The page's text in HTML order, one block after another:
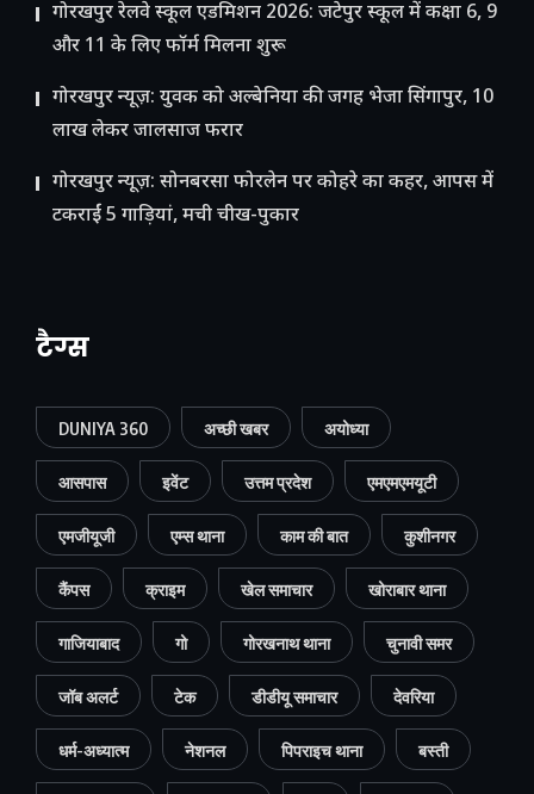
गोरखपुर रेलवे स्कूल एडमिशन 2026: जटेपुर स्कूल में कक्षा 6, 9
और 11 के लिए फॉर्म मिलना शुरू
गोरखपुर न्यूज़: युवक को अल्बेनिया की जगह भेजा सिंगापुर, 10
लाख लेकर जालसाज फरार
गोरखपुर न्यूज़: सोनबरसा फोरलेन पर कोहरे का कहर, आपस में
टकराईं 5 गाड़ियां, मची चीख-पुकार
टैग्स
DUNIYA 360 अच्छी खबर अयोध्या
आसपास इवेंट उत्तम प्रदेश एमएमएमयूटी
एमजीयूजी एम्स थाना काम की बात कुशीनगर
कैंपस क्राइम खेल समाचार खोराबार थाना
गाजियाबाद गो गोरखनाथ थाना चुनावी समर
जॉब अलर्ट टेक डीडीयू समाचार देवरिया
धर्म-अध्यात्म नेशनल पिपराइच थाना बस्ती